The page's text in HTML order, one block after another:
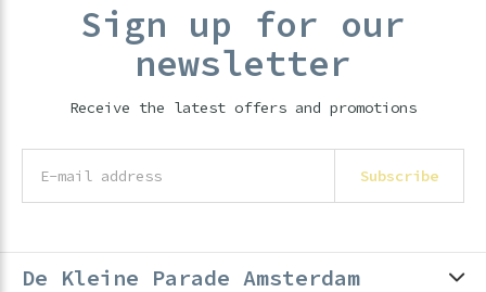
Sign up for our
newsletter
Receive the latest offers and promotions
Subscribe
De Kleine Parade Amsterdam